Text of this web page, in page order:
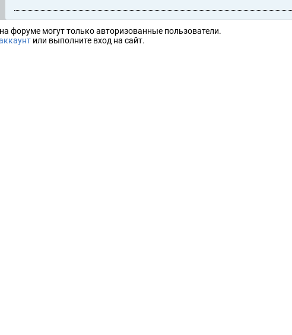
форуме могут только авторизованные пользователи.
или выполните вход на сайт.